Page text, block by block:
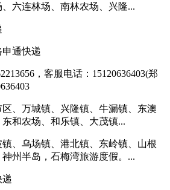
六连林场、南林农场、兴隆...
通快递
，客服电话：15120636403(郑
万城镇、兴隆镇、牛漏镇、东澳
和农场、和乐镇、大茂镇...
乌场镇、港北镇、东岭镇、山根
州半岛，石梅湾旅游度假。...